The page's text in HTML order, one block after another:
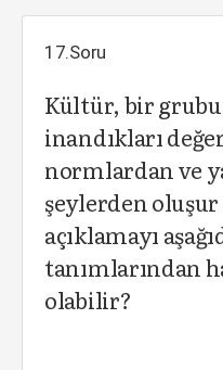
17.Soru
Kültür, bir
inandıkları
normlardan ve
şeylerden
açıklamayı
tanımlarından
olabilir?